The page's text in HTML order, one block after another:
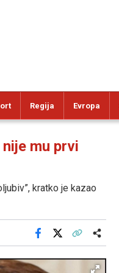
Regija Evropa
mu prvi
kratko je kazao
Facebook